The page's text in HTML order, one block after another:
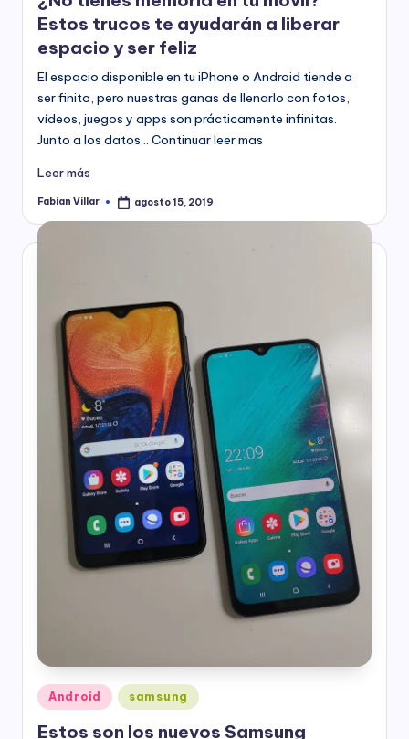
Estos trucos te ayudarán a liberar
espacio y ser feliz
El espacio disponible en tu iPhone o Android tiende a
ser finito, pero nuestras ganas de llenarlo con fotos,
vídeos, juegos y apps son prácticamente infinitas.
Junto a los datos… Continuar leer mas
Leer más
Publicado
Fabian Villar agosto 15, 2019
Publicado
en
Android samsung
Estos son los nuevos Samsung